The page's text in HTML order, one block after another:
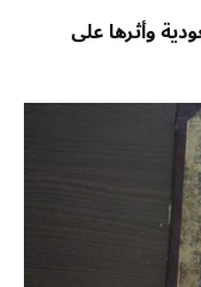
وأثرها على